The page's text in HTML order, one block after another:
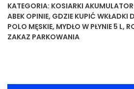
KATEGORIA: KOSIARKI
ABEK OPINIE, GDZIE KUPIĆ WKŁADKI
POLO MĘSKIE, MYDŁO W PŁYNIE 5 L,
ZAKAZ PARKOWANIA